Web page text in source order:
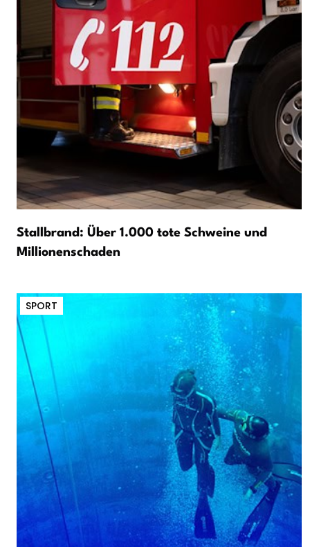
Stallbrand: Über 1.000 tote Schweine und
Millionenschaden
SPORT